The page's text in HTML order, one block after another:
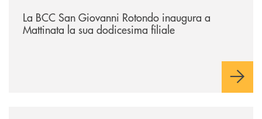
La BCC San Giovanni Rotondo inaugura a
Mattinata la sua dodicesima filiale